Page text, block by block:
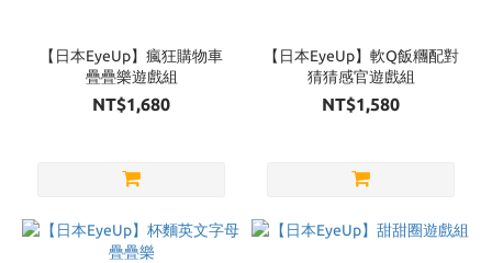
EyeUp
【日本EyeUp】瘋狂購物車
疊疊樂遊戲組
NT$1,680
【日本EyeUp】軟Q飯糰配對
猜猜感官遊戲組
NT$1,580